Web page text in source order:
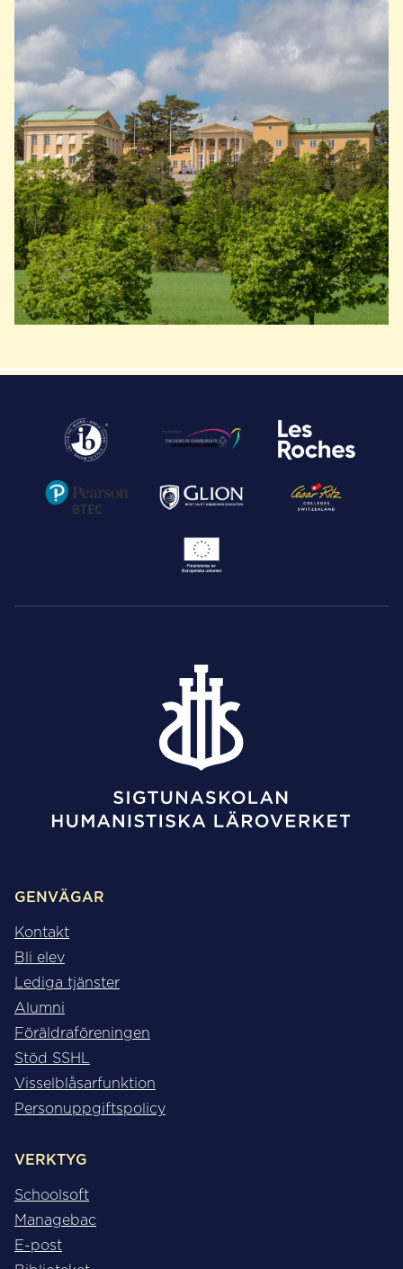
GENVÄGAR
Kontakt
Bli elev
Lediga tjänster
Alumni
Föräldraföreningen
Stöd SSHL
Visselblåsarfunktion
Personuppgiftspolicy
VERKTYG
Schoolsoft
Managebac
E-post